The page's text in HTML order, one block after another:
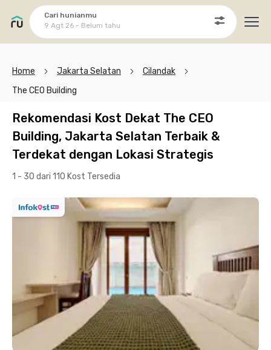
Cari hunianmu
9 Agt 26 - Belum tahu
Home Jakarta Selatan
Cilandak
The CEO Building
Rekomendasi Kost Dekat The CEO
Building, Jakarta Selatan Terbaik &
Terdekat dengan Lokasi Strategis
1 - 30 dari 110 Kost Tersedia